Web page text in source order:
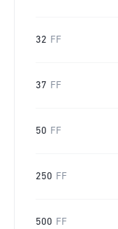
32 FF
37 FF
50 FF
250 FF
500 FF